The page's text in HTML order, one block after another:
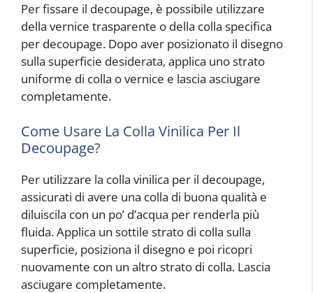
Per fissare il decoupage, è possibile utilizzare
della vernice trasparente o della colla specifica
per decoupage. Dopo aver posizionato il disegno
sulla superficie desiderata, applica uno strato
uniforme di colla o vernice e lascia asciugare
completamente.
Come Usare La Colla Vinilica Per Il
Decoupage?
Per utilizzare la colla vinilica per il decoupage,
assicurati di avere una colla di buona qualità e
diluiscila con un po’ d’acqua per renderla più
fluida. Applica un sottile strato di colla sulla
superficie, posiziona il disegno e poi ricopri
nuovamente con un altro strato di colla. Lascia
asciugare completamente.